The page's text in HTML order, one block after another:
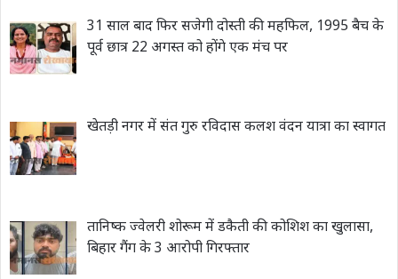
31 साल बाद फिर सजेगी दोस्ती की महफिल, 1995 बैच के
पूर्व छात्र 22 अगस्त को होंगे एक मंच पर
खेतड़ी नगर में संत गुरु रविदास कलश वंदन यात्रा का स्वागत
तानिष्क ज्वेलरी शोरूम में डकैती की कोशिश का खुलासा,
बिहार गैंग के 3 आरोपी गिरफ्तार